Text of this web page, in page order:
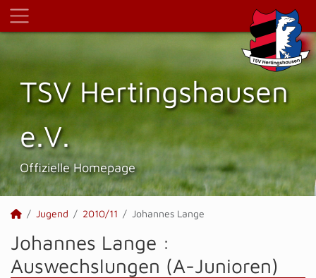
TSV Hertings­hausen
e.V.
Offizielle Homepage
Jugend 2010/11 Johannes Lange
Johannes Lange :
Auswechslungen (A-Junioren)